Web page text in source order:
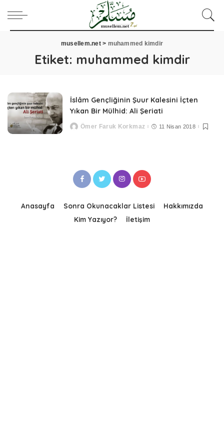
musellem.net> muhammed kimdir
Etiket: muhammed kimdir
İslâm Gençliğinin Şuur Kalesini İçten
Yıkan Bir Mülhid: Ali Şeriati
PostedÖmer Faruk Korkmaz 11 Nisan 2018
Anasayfa Sonra Okunacaklar Listesi
Hakkımızda
Kim Yazıyor?
İletişim